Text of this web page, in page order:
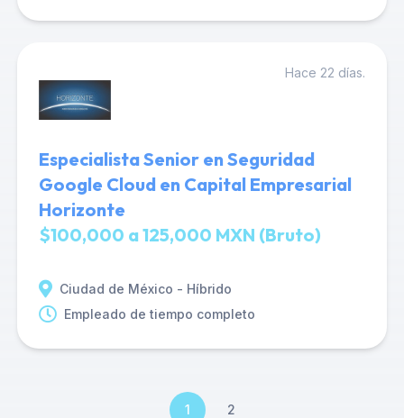
Hace 22 días.
Especialista Senior en Seguridad
Google Cloud en Capital Empresarial
Horizonte
$100,000 a 125,000 MXN (Bruto)
Ciudad de México - Híbrido
Empleado de tiempo completo
1 2